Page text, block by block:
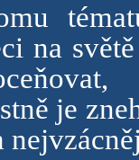
na
je